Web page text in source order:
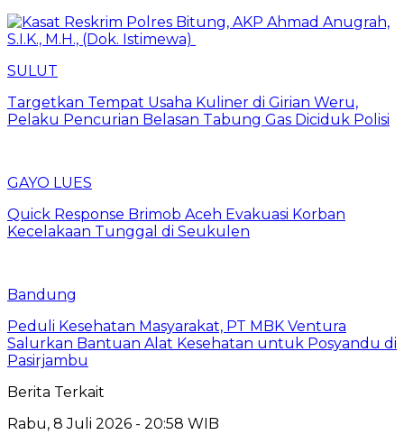
SULUT
Targetkan Tempat Usaha Kuliner di Girian Weru,
Pelaku Pencurian Belasan Tabung Gas Diciduk Polisi
GAYO LUES
Quick Response Brimob Aceh Evakuasi Korban
Kecelakaan Tunggal di Seukulen
Bandung
Peduli Kesehatan Masyarakat, PT MBK Ventura
Salurkan Bantuan Alat Kesehatan untuk Posyandu di
Pasirjambu
Berita Terkait
Rabu, 8 Juli 2026 - 20:58 WIB